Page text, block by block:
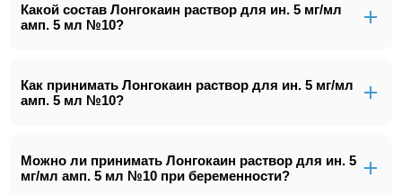
Какой состав Лонгокаин раствор для ин. 5 мг/мл
амп. 5 мл №10?
Как принимать Лонгокаин раствор для ин. 5 мг/мл
амп. 5 мл №10?
Можно ли принимать Лонгокаин раствор для ин. 5
мг/мл амп. 5 мл №10 при беременности?